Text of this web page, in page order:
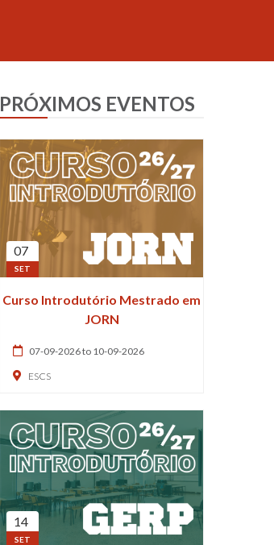
PRÓXIMOS EVENTOS
07
SET
Curso Introdutório Mestrado em
JORN
07-09-2026 to 10-09-2026
ESCS
14
SET